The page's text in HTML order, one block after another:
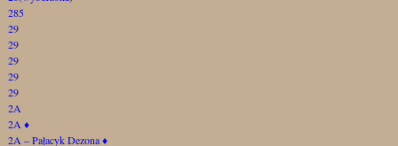
285
29
29
29
29
29
2A
2A ♦
2A – Pałacyk Dezona♦